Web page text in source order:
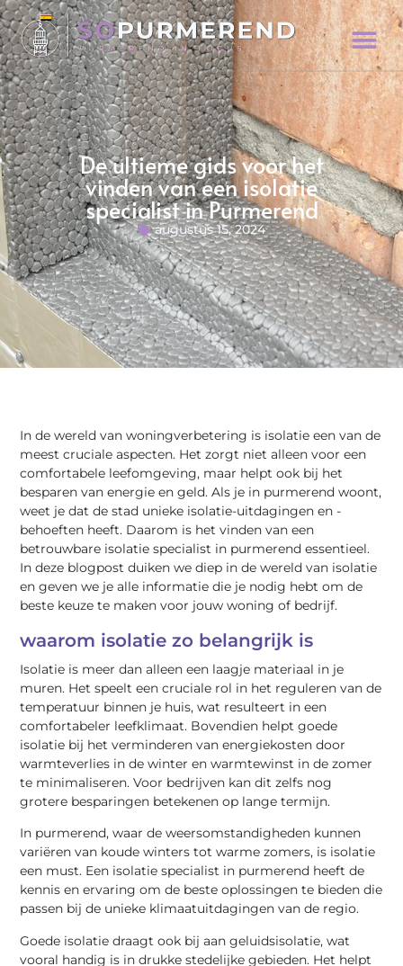
De ultieme gids voor het
vinden van een isolatie
specialist in Purmerend
augustus 15, 2024
In de wereld van woningverbetering is isolatie een van de
meest cruciale aspecten. Het zorgt niet alleen voor een
comfortabele leefomgeving, maar helpt ook bij het
besparen van energie en geld. Als je in purmerend woont,
weet je dat de stad unieke isolatie-uitdagingen en -
behoeften heeft. Daarom is het vinden van een
betrouwbare isolatie specialist in purmerend essentieel.
In deze blogpost duiken we diep in de wereld van isolatie
en geven we je alle informatie die je nodig hebt om de
beste keuze te maken voor jouw woning of bedrijf.
waarom isolatie zo belangrijk is
Isolatie is meer dan alleen een laagje materiaal in je
muren. Het speelt een cruciale rol in het reguleren van de
temperatuur binnen je huis, wat resulteert in een
comfortabeler leefklimaat. Bovendien helpt goede
isolatie bij het verminderen van energiekosten door
warmteverlies in de winter en warmtewinst in de zomer
te minimaliseren. Voor bedrijven kan dit zelfs nog
grotere besparingen betekenen op lange termijn.
In purmerend, waar de weersomstandigheden kunnen
variëren van koude winters tot warme zomers, is isolatie
een must. Een isolatie specialist in purmerend heeft de
kennis en ervaring om de beste oplossingen te bieden die
passen bij de unieke klimaatuitdagingen van de regio.
Goede isolatie draagt ook bij aan geluidsisolatie, wat
vooral handig is in drukke stedelijke gebieden. Het helpt